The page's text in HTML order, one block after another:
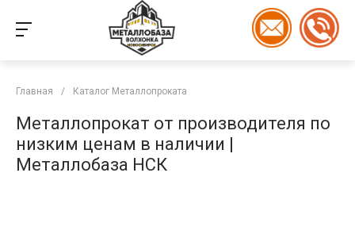
Главная / Каталог Металлопроката
Металлопрокат от производителя по
низким ценам в наличии |
Металлобаза НСК